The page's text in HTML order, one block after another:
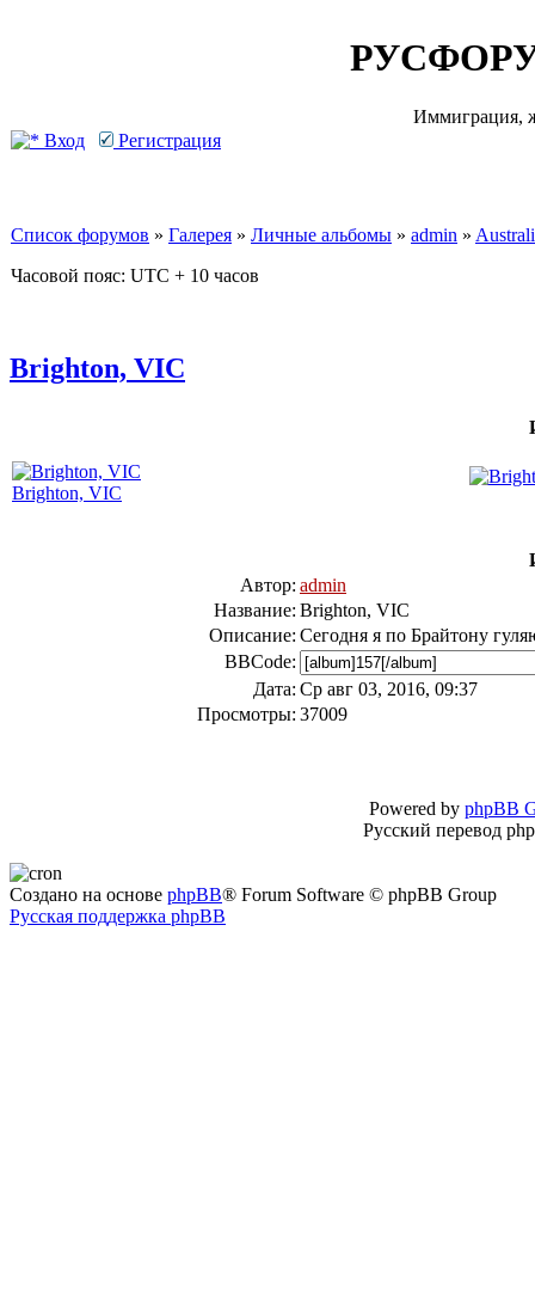
Иммиграция,
Вход
Регистрация
Список форумов » Галерея » Личные альбомы » admin »
Часовой пояс: UTC + 10 часов
Brighton, VIC
Brighton, VIC
Автор: admin
Название: Brighton, VIC
Описание: Сегодня я по Брайтону
BBCode:
Дата: Ср авг 03, 2016, 09:37
Просмотры: 37009
Powered by phpBB
Русский перевод
Создано на основе phpBB® Forum Software © phpBB Group
Русская поддержка phpBB